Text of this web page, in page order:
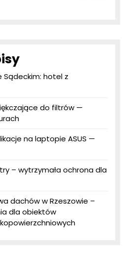
Sądeckim: hotel z
do filtrów —
na laptopie ASUS —
– wytrzymała ochrona dla
dachów w Rzeszowie –
dla obiektów